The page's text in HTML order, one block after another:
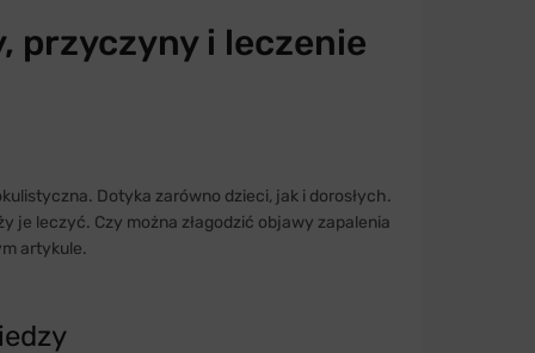
przyczyny i leczenie
Dotyka zarówno dzieci, jak i dorosłych.
je leczyć. Czy można złagodzić objawy zapalenia
artykule.